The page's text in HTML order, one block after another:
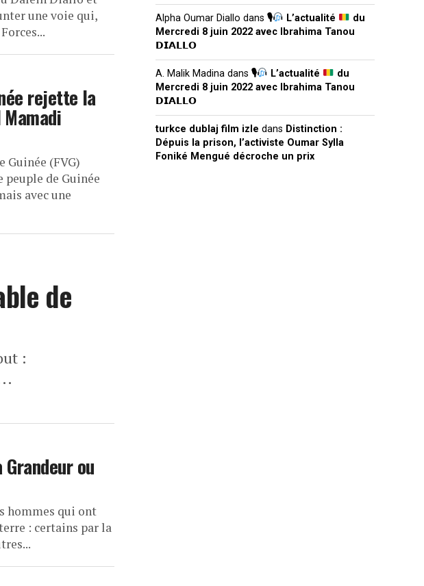
une voie qui,
rejette la
Guinée (FVG)
peuple de Guinée
avec une
de
:
Grandeur ou
hommes qui ont
: certains par la
Alpha Oumar Diallo dans 🎙 L’actualité
du
Mercredi 8 juin 2022 avec Ibrahima Tanou
𝗗𝗜𝗔𝗟𝗟𝗢
A. Malik Madina dans 🎙 L’actualité
du
Mercredi 8 juin 2022 avec Ibrahima Tanou
𝗗𝗜𝗔𝗟𝗟𝗢
turkce dublaj film izle dans Distinction :
Dépuis la prison, l’activiste Oumar Sylla
Foniké Mengué décroche un prix